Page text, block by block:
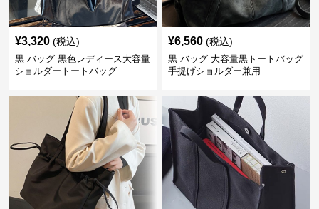
¥3,320 (税込)
黒 バッグ 黒色レディース大容量
ショルダートートバッグ
¥6,560 (税込)
黒 バッグ 大容量黒トートバッグ
手提げショルダー兼用